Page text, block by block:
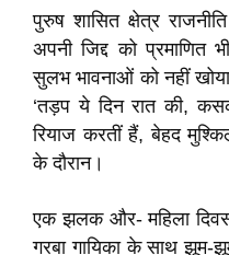
पुरुष शासित क्षेत्र
अपनी जिद्द को प्रमाणित
सुलभ भावनाओं को नहीं
‘तड़प ये दिन रात की,
रियाज करतीं हैं, बेहद
के दौरान।
एक झलक और- महिला
गरबा गायिका के साथ झूम-